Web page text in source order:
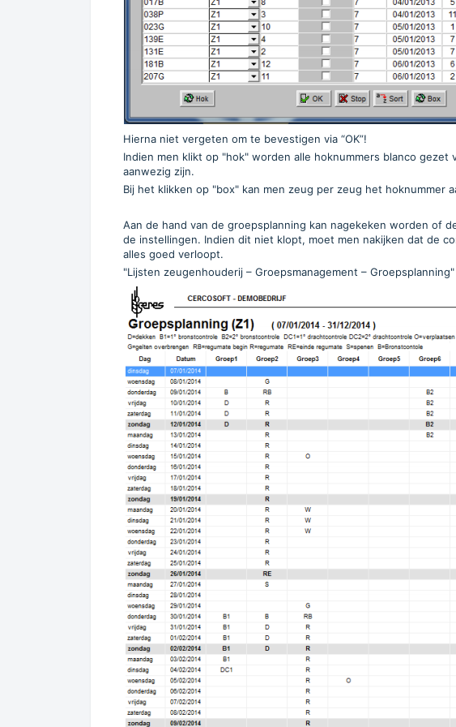
Hierna niet vergeten om te bevestigen via “OK”!
Indien men klikt op "hok" worden alle hoknummers blanco gezet
aanwezig zijn.
Bij het klikken op "box" kan men zeug per zeug het hoknummer
Aan de hand van de groepsplanning kan nagekeken worden of
de instellingen. Indien dit niet klopt, moet men nakijken dat de
alles goed verloopt.
"Lijsten zeugenhouderij – Groepsmanagement – Groepsplanning"